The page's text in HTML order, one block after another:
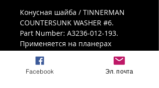
Конусная шайба / TINNERMAN
COUNTERSUNK WASHER #6.
Part Number: A3236-012-193.
Применяется на планерах
самолетов Cessna и Piper.
Количество в упаковке: 25 шт.
Новая в упаковке.
ИНФОРМАЦИЯ О ТОВАРЕ
Facebook Эл. почта